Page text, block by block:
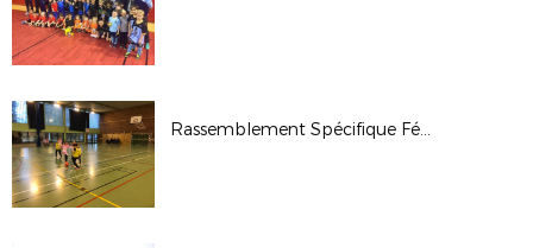
Rassemblement Spécifique Féminin du U6 à U9